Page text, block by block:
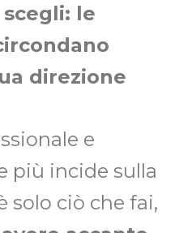
scegli: le
direzione
e
più incide sulla
solo ciò che fai,